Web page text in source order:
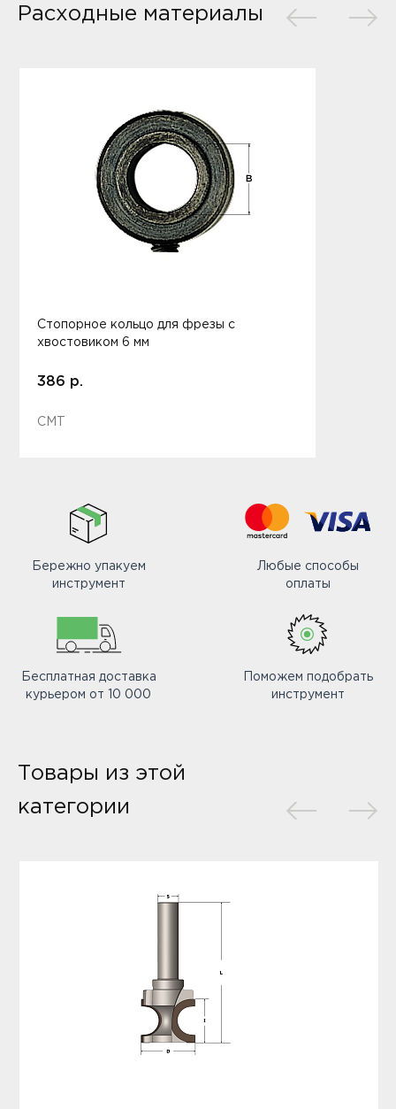
Расходные материалы
Стопорное кольцо для фрезы с
хвостовиком 6 мм
386 р.
CMT
Бережно упакуем
инструмент
Любые способы
оплаты
Бесплатная доставка
курьером от 10 000
Поможем подобрать
инструмент
Товары из этой
категории